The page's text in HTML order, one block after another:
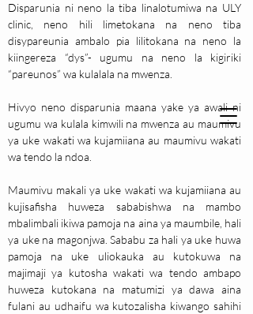
Disparunia ni neno la tiba linalotumiwa na ULY
clinic, neno hili limetokana na neno tiba
disypareunia ambalo pia lilitokana na neno la
kiingereza “dys”- ugumu na neno la kigiriki
“pareunos” wa kulalala na mwenza.
Hivyo neno disparunia maana yake ya awali ni
ugumu wa kulala kimwili na mwenza au maumivu
ya uke wakati wa kujamiiana au maumivu wakati
wa tendo la ndoa.
Maumivu makali ya uke wakati wa kujamiiana au
kujisafisha huweza sababishwa na mambo
mbalimbali ikiwa pamoja na aina ya maumbile, hali
ya uke na magonjwa. Sababu za hali ya uke huwa
pamoja na uke uliokauka au kutokuwa na
majimaji ya kutosha wakati wa tendo ambapo
huweza kutokana na matumizi ya dawa aina
fulani au udhaifu wa kutozalisha kiwango sahihi